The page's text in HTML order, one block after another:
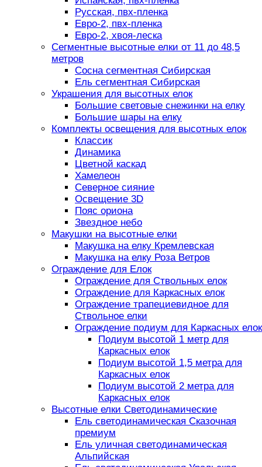
Русская, пвх-пленка
Евро-2, пвх-пленка
Евро-2, хвоя-леска
Сегментные высотные елки от 11 до 48,5
метров
Сосна сегментная Сибирская
Ель сегментная Сибирская
Украшения для высотных елок
Большие световые снежинки на елку
Большие шары на елку
Комплекты освещения для высотных елок
Классик
Динамика
Цветной каскад
Хамелеон
Северное сияние
Освещение 3D
Пояс ориона
Звездное небо
Макушки на высотные елки
Макушка на елку Кремлевская
Макушка на елку Роза Ветров
Ограждение для Елок
Ограждение для Ствольных елок
Ограждение для Каркасных елок
Ограждение трапециевидное для
Ствольное елки
Ограждение подиум для Каркасных елок
Подиум высотой 1 метр для
Каркасных елок
Подиум высотой 1,5 метра для
Каркасных елок
Подиум высотой 2 метра для
Каркасных елок
Высотные елки Светодинамические
Ель светодинамическая Сказочная
премиум
Ель уличная светодинамическая
Альпийская